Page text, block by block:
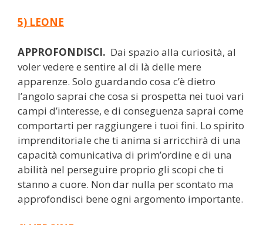
5) LEONE
APPROFONDISCI. Dai spazio alla curiosità, al
voler vedere e sentire al di là delle mere
apparenze. Solo guardando cosa c’è dietro
l’angolo saprai che cosa si prospetta nei tuoi vari
campi d’interesse, e di conseguenza saprai come
comportarti per raggiungere i tuoi fini. Lo spirito
imprenditoriale che ti anima si arricchirà di una
capacità comunicativa di prim’ordine e di una
abilità nel perseguire proprio gli scopi che ti
stanno a cuore. Non dar nulla per scontato ma
approfondisci bene ogni argomento importante.